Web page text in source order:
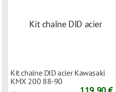
Kit chaîne DID acier Kawasaki
KMX 200 88-90